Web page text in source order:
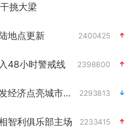
挑大梁
地点更新 2400425
48小时警戒线 2398800
以“新”破局 首发经济点亮城市消费活力 2293813
智利俱乐部主场 2233415